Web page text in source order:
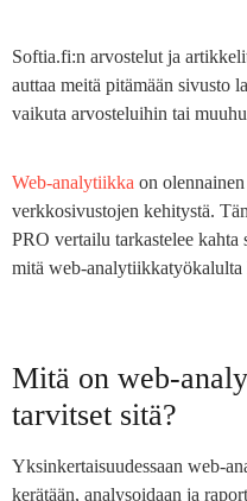
Softia.fi:n arvostelut ja
auttaa meitä pitämään sivusto
vaikuta arvosteluihin tai
Web-analytiikka on
verkkosivustojen kehitystä.
PRO vertailu tarkastelee
mitä web-analytiikkatyökalulta
Mitä on web-
tarvitset sitä?
Yksinkertaisuudessaan web-
kerätään, analysoidaan ja